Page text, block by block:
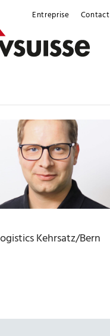
Entreprise Contact
Kehrsatz/Bern